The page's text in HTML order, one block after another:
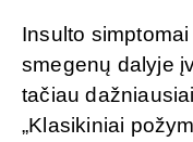
Insulto
smegenų dalyje
tačiau
„Klasikiniai